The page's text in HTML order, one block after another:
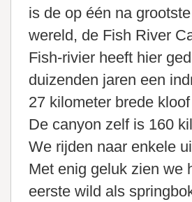
is de op één na
wereld, de Fish River
Fish-rivier heeft hier
duizenden jaren een
27 kilometer brede
De canyon zelf is 160
We rijden naar enkele
Met enig geluk zien we
eerste wild als